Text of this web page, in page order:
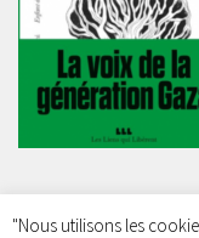
"Nous utilisons les